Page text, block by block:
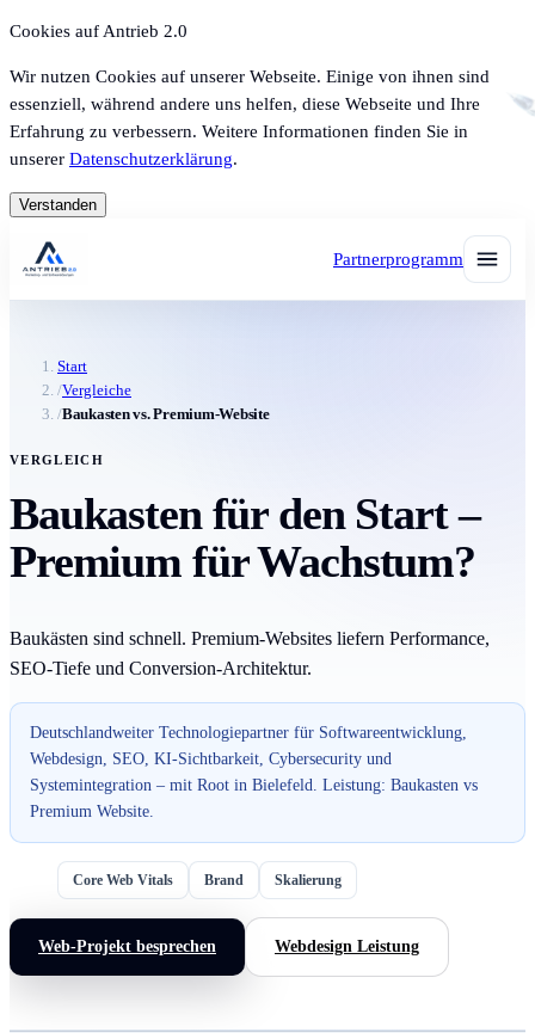
Cookies auf Antrieb 2.0
Wir nutzen Cookies auf unserer Webseite. Einige von ihnen sind
essenziell, während andere uns helfen, diese Webseite und Ihre
Erfahrung zu verbessern. Weitere Informationen finden Sie in
unserer Datenschutzerklärung.
Verstanden
Partnerprogramm
Start
/Vergleiche
/Baukasten vs. Premium-Website
VERGLEICH
Baukasten für den Start –
Premium für Wachstum?
Baukästen sind schnell. Premium-Websites liefern Performance,
SEO-Tiefe und Conversion-Architektur.
Deutschlandweiter Technologiepartner für Softwareentwicklung,
Webdesign, SEO, KI-Sichtbarkeit, Cybersecurity und
Systemintegration – mit Root in Bielefeld. Leistung: Baukasten vs
Premium Website.
Core Web Vitals Brand Skalierung
Web-Projekt besprechen Webdesign Leistung